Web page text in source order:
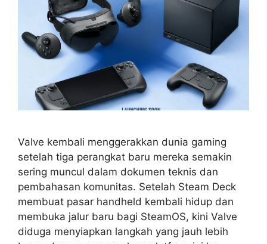
Valve kembali menggerakkan dunia gaming
setelah tiga perangkat baru mereka semakin
sering muncul dalam dokumen teknis dan
pembahasan komunitas. Setelah Steam Deck
membuat pasar handheld kembali hidup dan
membuka jalur baru bagi SteamOS, kini Valve
diduga menyiapkan langkah yang jauh lebih